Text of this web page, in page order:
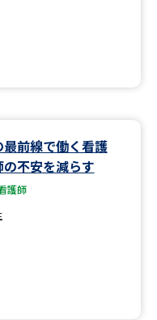
前線で働く看護
不安を減らす
護師